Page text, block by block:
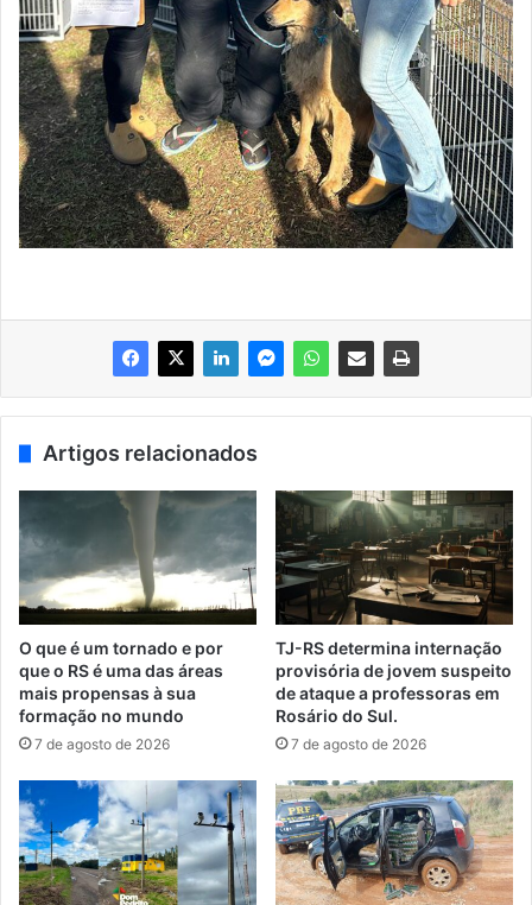
Artigos relacionados
O que é um tornado e por
que o RS é uma das áreas
mais propensas à sua
formação no mundo
7 de agosto de 2026
TJ-RS determina internação
provisória de jovem suspeito
de ataque a professoras em
Rosário do Sul.
7 de agosto de 2026